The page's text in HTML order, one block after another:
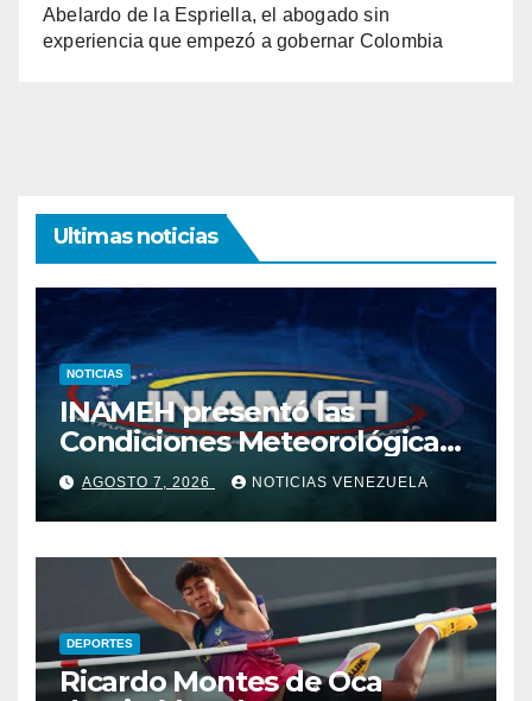
Abelardo de la Espriella, el abogado sin
experiencia que empezó a gobernar Colombia
Ultimas noticias
NOTICIAS
INAMEH presentó las
Condiciones Meteorológicas
para las próximas 24 horas,
de este viernes 7 de agosto
2026
AGOSTO 7, 2026 NOTICIAS VENEZUELA
DEPORTES
Ricardo Montes de Oca